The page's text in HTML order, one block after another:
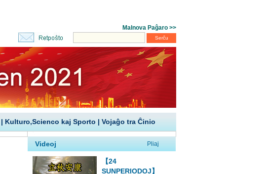
| Kulturo,Scienco kaj Sporto | Vojaĝo tra Ĉinio